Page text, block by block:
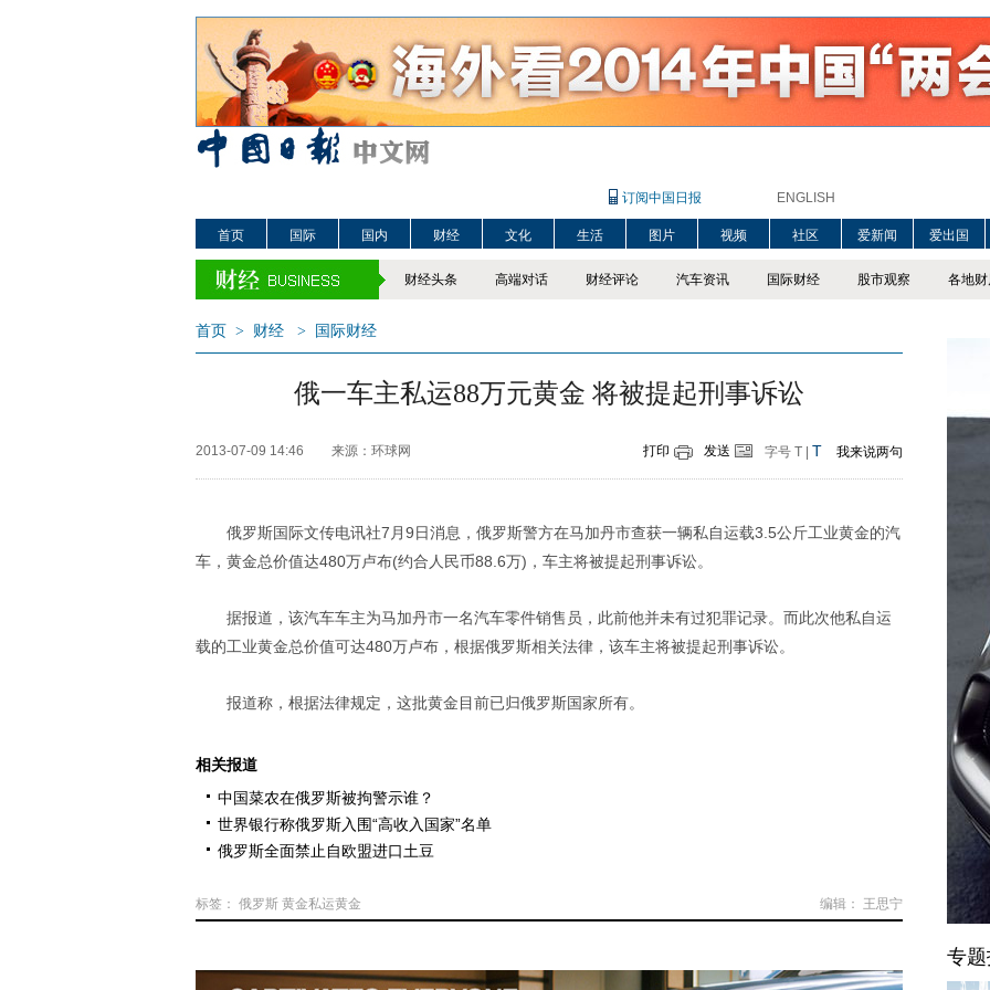
订阅中国日报 ENGLISH
首页 国际 国内 财经 文化 生活 图片 视频 社区 爱新闻 爱出国
财经头条 高端对话 财经评论 汽车资讯 国际财经 股市观察 各地
首页 > 财经 > 国际财经
俄一车主私运88万元黄金 将被提起刑事诉讼
2013-07-09 14:46 来源：环球网 打印 发送 字号 T T 我来说两句
俄罗斯国际文传电讯社7月9日消息，俄罗斯警方在马加丹市查获一辆私自运载3.5公斤工业黄金的汽
车，黄金总价值达480万卢布(约合人民币88.6万)，车主将被提起刑事诉讼。
据报道，该汽车车主为马加丹市一名汽车零件销售员，此前他并未有过犯罪记录。而此次他私自运
载的工业黄金总价值可达480万卢布，根据俄罗斯相关法律，该车主将被提起刑事诉讼。
报道称，根据法律规定，这批黄金目前已归俄罗斯国家所有。
相关报道
中国菜农在俄罗斯被拘警示谁？
世界银行称俄罗斯入围“高收入国家”名单
俄罗斯全面禁止自欧盟进口土豆
编辑： 王思宁
标签： 俄罗斯 黄金私运黄金
专